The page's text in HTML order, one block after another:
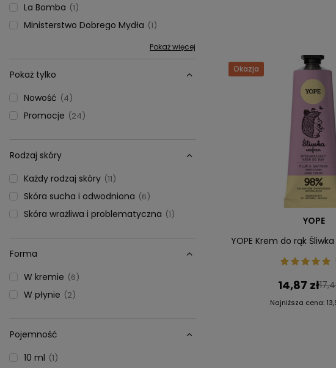
La Bomba 1
Ministerstwo Dobrego Mydła 1
Pokaż więcej
Pokaż tylko
Nowość
4
Promocje 24
Rodzaj skóry
Każdy rodzaj skóry 11
Skóra sucha i odwodniona 6
Skóra wrażliwa i problematyczna 1
Forma
W kremie
6
W płynie 2
Pojemność
10 ml
1
Okazja
YOPE
YOPE Krem do rąk
14,87 zł
Najniższa cena: